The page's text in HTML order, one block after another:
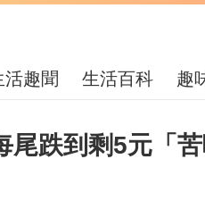
活趣聞 生活百科 趣
尾跌到剩5元「